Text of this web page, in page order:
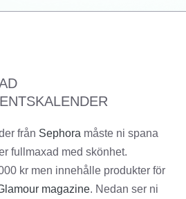
från Sephora måste ni spana
fullmaxad med skönhet.
kr men innehålle produkter för
magazine. Nedan ser ni